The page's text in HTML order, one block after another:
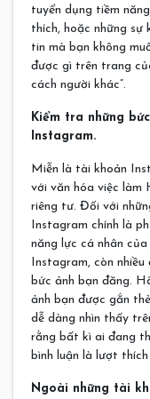
tuyển dụng tiềm
thích, hoặc những sự
tin mà bạn không
được gì trên trang
cách người khác”.
Kiểm tra những
Instagram.
Miễn là tài khoản
với văn hóa việc làm
riêng tư. Đối với
Instagram chính là
năng lực cá nhân
Instagram, còn
bức ảnh bạn đăng.
ảnh bạn được gắn
dễ dàng nhìn thấy
rằng bất kì ai đang
bình luận là lượt
Ngoài những tài